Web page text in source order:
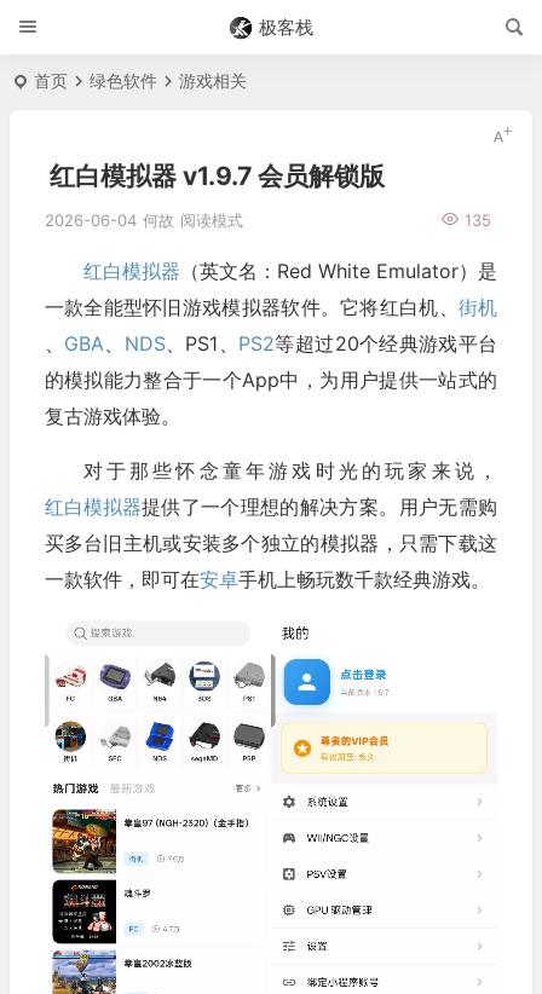
极客栈
首页 绿色软件 游戏相关
红白模拟器 v1.9.7 会员解锁版
2026-06-04 何故 135
阅读模式
红白模拟器 （英文名：Red White Emulator）是
一款全能型怀旧游戏模拟器软件。它将红白机、 街机
、 GBA、 NDS、PS1、 PS2等超过20个经典游戏平台
的模拟能力整合于一个App中，为用户提供一站式的
复古游戏体验。
对于那些怀念童年游戏时光的玩家来说，
红白模拟器提供了一个理想的解决方案。用户无需购
买多台旧主机或安装多个独立的模拟器，只需下载这
一款软件，即可在安卓手机上畅玩数千款经典游戏。